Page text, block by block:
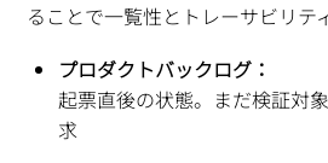
ることで一覧性とトレーサビリテ
プロダクトバックログ：
起票直後の状態。まだ検証対
求